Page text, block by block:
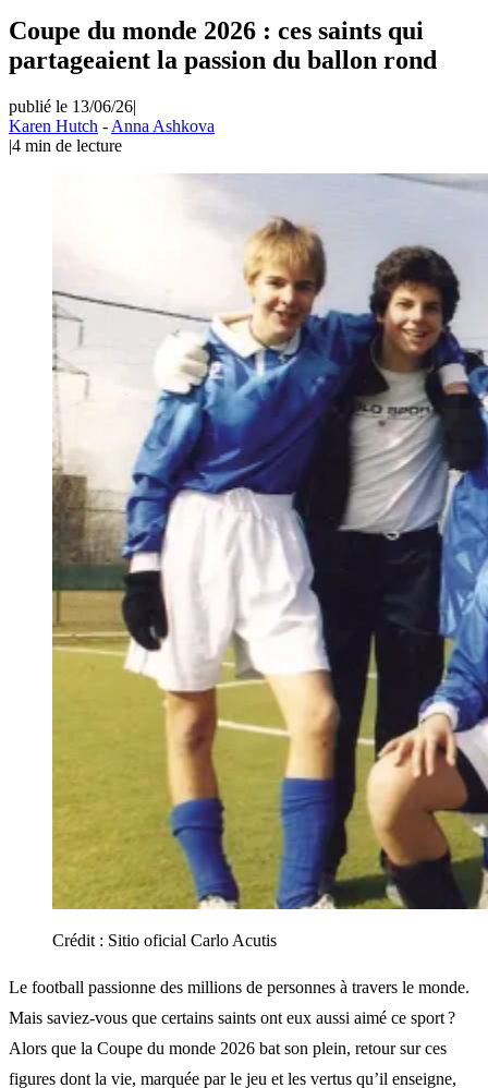
Coupe du monde 2026 : ces saints qui
partageaient la passion du ballon rond
publié le 13/06/26|
Karen Hutch - Anna Ashkova
|4 min de lecture
Crédit : Sitio oficial Carlo Acutis
Le football passionne des millions de personnes à travers le monde.
Mais saviez-vous que certains saints ont eux aussi aimé ce sport ?
Alors que la Coupe du monde 2026 bat son plein, retour sur ces
figures dont la vie, marquée par le jeu et les vertus qu’il enseigne,